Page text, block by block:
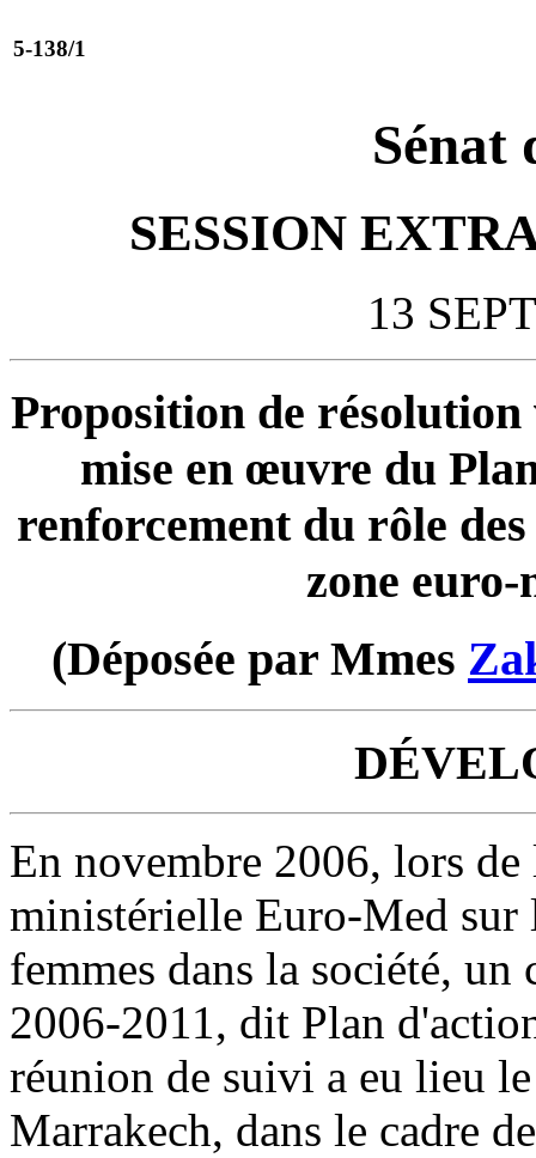
5-138/1
Sénat
SESSION
13
Proposition de
mise en œuvre du
renforcement du rôle
zone
(Déposée par Mmes
En novembre 2006, lors
ministérielle Euro-Med sur
femmes dans la société,
2006-2011, dit Plan
réunion de suivi a eu lieu
Marrakech, dans le cadre